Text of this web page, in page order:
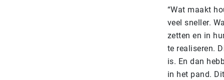
“Wat maakt
veel sneller.
zetten en in
te realiseren.
is. En dan
in het pand.